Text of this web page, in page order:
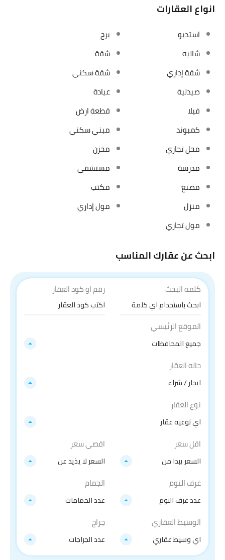
انواع العقارات
استديو
برج
شاليه
شقة
شقة إداري
شقة سكني
صيدلية
عيادة
فيلا
قطعة ارض
كمبوند
مبني سكني
محل تجاري
مخزن
مدرسة
مستشفي
مصنع
مكتب
منزل
مول إداري
مول تجاري
ابحث عن عقارك المناسب
كلمة البحث رقم او كود العقار
الموقع الرئيسي
جميع المحافظات
حاله العقار
ايجار / شراء
نوع العقار
اي نوعيه عقار
اقل سعر
السعر يبدا من
اقصي سعر
السعر لا يذيد عن
غرف النوم
عدد غرف النوم
الجمام
عدد الحمامات
الوسيط العقاري
اي وسيط عقاري
جراج
عدد الجراجات